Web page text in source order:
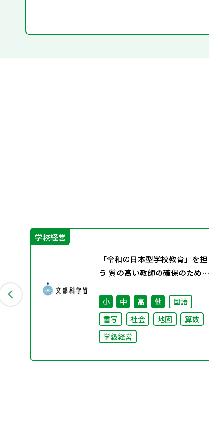
学校経営
「令和の日本型学校教育」を担
う 質の高い教師の確保のための
環境整備に関する 総合的な方策
について （答申）
小 中 高 他
国語
書写
社会 地図
算数
学級経営